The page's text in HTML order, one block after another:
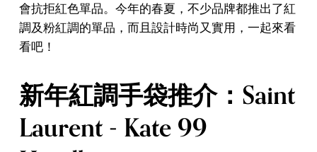
會抗拒紅色單品。今年的春夏，不少品牌都推出了紅
調及粉紅調的單品，而且設計時尚又實用，一起來看
看吧！
新年紅調手袋推介：Saint
Laurent - Kate 99